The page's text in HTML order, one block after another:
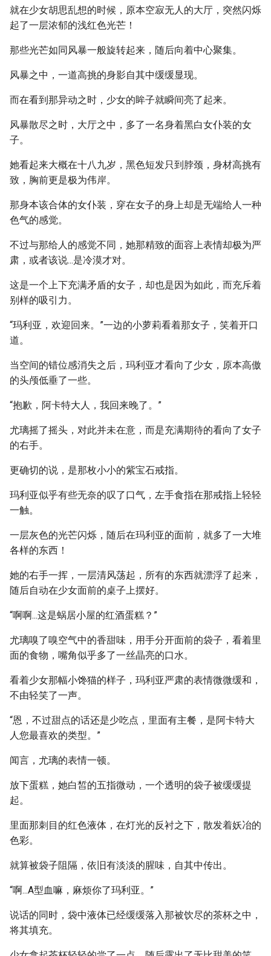
就在少女胡思乱想的时候，原本空寂无人的大厅，突然闪烁
起了一层浓郁的浅红色光芒！
那些光芒如同风暴一般旋转起来，随后向着中心聚集。
风暴之中，一道高挑的身影自其中缓缓显现。
而在看到那异动之时，少女的眸子就瞬间亮了起来。
风暴散尽之时，大厅之中，多了一名身着黑白女仆装的女
子。
她看起来大概在十八九岁，黑色短发只到脖颈，身材高挑有
致，胸前更是极为伟岸。
那身本该合体的女仆装，穿在女子的身上却是无端给人一种
色气的感觉。
不过与那给人的感觉不同，她那精致的面容上表情却极为严
肃，或者该说...是冷漠才对。
这是一个上下充满矛盾的女子，却也是因为如此，而充斥着
别样的吸引力。
“玛利亚，欢迎回来。”一边的小萝莉看着那女子，笑着开口
道。
当空间的错位感消失之后，玛利亚才看向了少女，原本高傲
的头颅低垂了一些。
“抱歉，阿卡特大人，我回来晚了。”
尤璃摇了摇头，对此并未在意，而是充满期待的看向了女子
的右手。
更确切的说，是那枚小小的紫宝石戒指。
玛利亚似乎有些无奈的叹了口气，左手食指在那戒指上轻轻
一触。
一层灰色的光芒闪烁，随后在玛利亚的面前，就多了一大堆
各样的东西！
她的右手一挥，一层清风荡起，所有的东西就漂浮了起来，
随后自动在少女面前的桌子上摆好。
“啊啊...这是蜗居小屋的红酒蛋糕？”
尤璃嗅了嗅空气中的香甜味，用手分开面前的袋子，看着里
面的食物，嘴角似乎多了一丝晶亮的口水。
看着少女那幅小馋猫的样子，玛利亚严肃的表情微微缓和，
不由轻笑了一声。
“恩，不过甜点的话还是少吃点，里面有主餐，是阿卡特大
人您最喜欢的类型。”
闻言，尤璃的表情一顿。
放下蛋糕，她白皙的五指微动，一个透明的袋子被缓缓提
起。
里面那刺目的红色液体，在灯光的反衬之下，散发着妖冶的
色彩。
就算被袋子阻隔，依旧有淡淡的腥味，自其中传出。
“啊...A型血嘛，麻烦你了玛利亚。”
说话的同时，袋中液体已经缓缓落入那被饮尽的茶杯之中，
将其填充。